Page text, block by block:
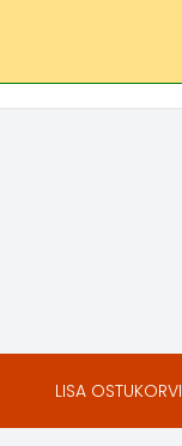
LISA OSTUKORVI